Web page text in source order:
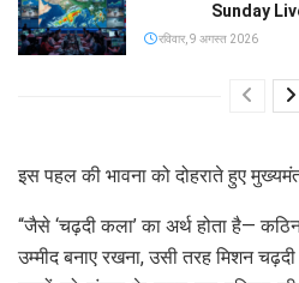
Sunday
रविवार, 9 अगस्त 2026
इस पहल की भावना को दोहराते हुए
“जैसे ‘चढ़दी कला’ का अर्थ होता है—
उम्मीद बनाए रखना, उसी तरह मिशन